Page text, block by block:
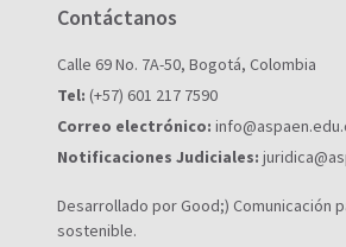
Contáctanos
Calle 69 No. 7A-50, Bogotá, Colombia
Tel: (+57) 601 217 7590
Correo electrónico:
Notificaciones Judiciales:
Desarrollado por Good;) Comunicación
sostenible.